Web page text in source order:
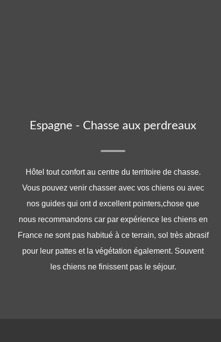
Espagne - Chasse aux perdreaux
Hôtel tout confort au centre du territoire de chasse.
Vous pouvez venir chasser avec vos chiens ou avec
nos guides qui ont d excellent pointers,chose que
nous recommandons car par expérience les chiens en
France ne sont pas habitué à ce terrain, sol très abrasif
pour leur pattes et la végétation également. Souvent
les chiens ne finissent pas le séjour.